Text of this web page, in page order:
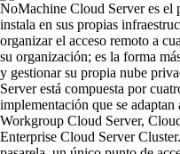
NoMachine Cloud Server es el
instala en sus propias
organizar el acceso remoto a
su organización; es la forma
y gestionar su propia nube
Server está compuesta por
implementación que se
Workgroup Cloud Server,
Enterprise Cloud Server